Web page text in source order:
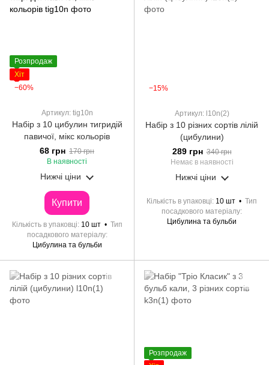
Розпродаж
Хіт
−60%
Артикул: tig10n
Набір з 10 цибулин тигридій
павичої, мікс кольорів
68 грн 170 грн
В наявності
Нижчі ціни
Купити
Кількість в упаковці 10 шт
Тип
посадкового матеріалу
Цибулина та бульби
−15%
Артикул: l10n(2)
Набір з 10 різних сортів лілій
(цибулини)
289 грн 340 грн
Немає в наявності
Нижчі ціни
Кількість в упаковці 10 шт
Тип
посадкового матеріалу
Цибулина та бульби
Розпродаж